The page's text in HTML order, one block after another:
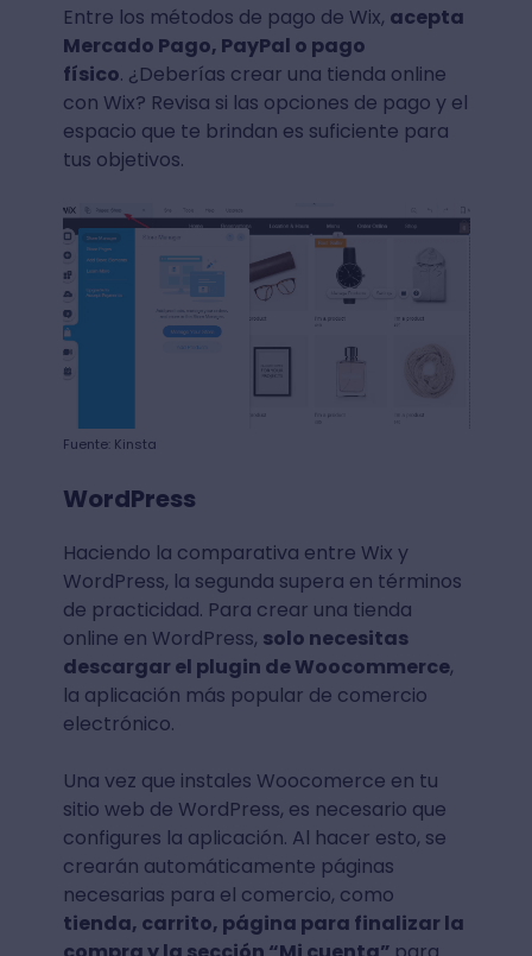
Entre los métodos de pago de Wix, acepta
Mercado Pago, PayPal o pago
físico. ¿Deberías crear una tienda online
con Wix? Revisa si las opciones de pago y el
espacio que te brindan es suficiente para
tus objetivos.
Fuente: Kinsta
WordPress
Haciendo la comparativa entre Wix y
WordPress, la segunda supera en términos
de practicidad. Para crear una tienda
online en WordPress, solo necesitas
descargar el plugin de Woocommerce,
la aplicación más popular de comercio
electrónico.
Una vez que instales Woocomerce en tu
sitio web de WordPress, es necesario que
configures la aplicación. Al hacer esto, se
crearán automáticamente páginas
necesarias para el comercio, como
tienda, carrito, página para finalizar la